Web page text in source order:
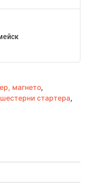
магнето,
стартера,